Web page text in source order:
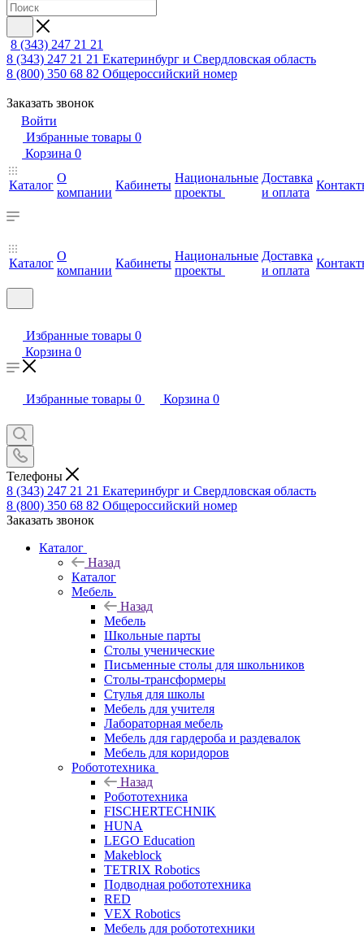
8 (343) 247 21 21
8 (343) 247 21 21 Екатеринбург и Свердловская область
8 (800) 350 68 82 Общероссийский номер
Заказать звонок
Войти
Избранные товары 0
Корзина 0
Каталог
О
компании
Кабинеты
Национальные
проекты
Доставка
и оплата
Каталог
О
компании
Кабинеты
Национальные
проекты
Доставка
и оплата
Избранные товары 0
Корзина 0
Избранные товары 0 Корзина 0
Телефоны
8 (343) 247 21 21 Екатеринбург и Свердловская область
8 (800) 350 68 82 Общероссийский номер
Заказать звонок
Каталог
Назад
Каталог
Мебель
Назад
Мебель
Школьные парты
Столы ученические
Письменные столы для школьников
Столы-трансформеры
Стулья для школы
Мебель для учителя
Лабораторная мебель
Мебель для гардероба и раздевалок
Мебель для коридоров
Робототехника
Назад
Робототехника
FISCHERTECHNIK
HUNA
LEGO Education
Makeblock
TETRIX Robotics
Подводная робототехника
RED
VEX Robotics
Мебель для робототехники